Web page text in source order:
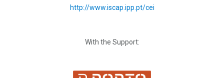
http://www.iscap.ipp.pt/cei
With the Support: